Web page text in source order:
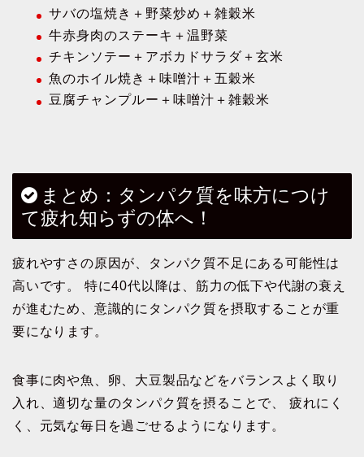
サバの塩焼き＋野菜炒め＋雑穀米
牛赤身肉のステーキ＋温野菜
チキンソテー＋アボカドサラダ＋玄米
魚のホイル焼き＋味噌汁＋五穀米
豆腐チャンプルー＋味噌汁＋雑穀米
まとめ：タンパク質を味方につけ
て疲れ知らずの体へ！
疲れやすさの原因が、タンパク質不足にある可能性は
高いです。 特に40代以降は、筋力の低下や代謝の衰え
が進むため、意識的にタンパク質を摂取することが重
要になります。
食事に肉や魚、卵、大豆製品などをバランスよく取り
入れ、適切な量のタンパク質を摂ることで、 疲れにく
く、元気な毎日を過ごせるようになります。